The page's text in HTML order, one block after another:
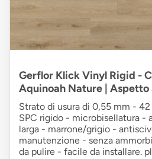
Gerflor Klick Vinyl Rigid -
Aquinoah Nature |
Strato di usura di 0,55 mm -
SPC rigido - microbisellatura -
larga - marrone/grigio -
manutenzione - senza
da pulire - facile da installare.